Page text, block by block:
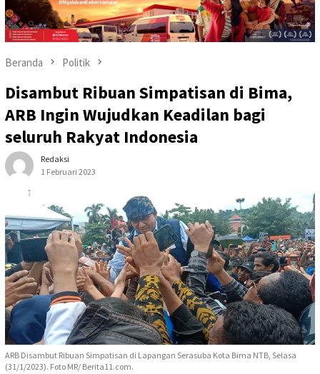
Beranda Politik
Disambut Ribuan Simpatisan di Bima,
ARB Ingin Wujudkan Keadilan bagi
seluruh Rakyat Indonesia
Redaksi
1 Februari 2023
ARB Disambut Ribuan Simpatisan di Lapangan Serasuba Kota Bima NTB, Selasa
(31/1/2023). Foto MR/ Berita11.com.